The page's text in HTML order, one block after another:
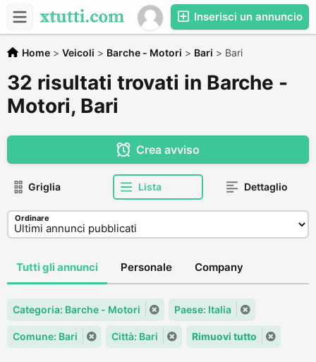
Inserisci un annuncio
Home > Veicoli > Barche - Motori > Bari > Bari
32 risultati trovati in Barche -
Motori, Bari
Crea avviso
Griglia Lista Dettaglio
Ordinare
Tutti gli annunci Personale Company
Categoria: Barche - Motori Paese: Italia
Comune: Bari Città: Bari Rimuovi tutto